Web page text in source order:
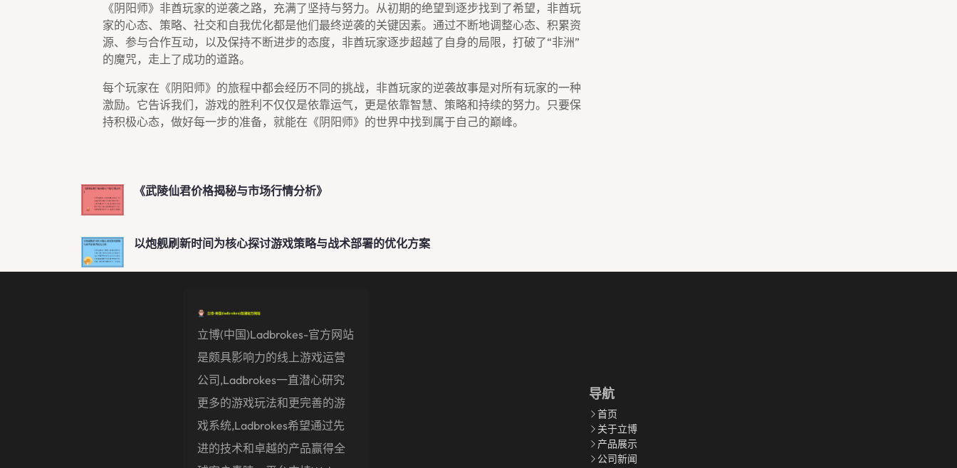
《阴阳师》非酋玩家的逆袭之路，充满了坚持与努力。从初期的绝望到逐步找到了希望，非酋玩
家的心态、策略、社交和自我优化都是他们最终逆袭的关键因素。通过不断地调整心态、积累资
源、参与合作互动，以及保持不断进步的态度，非酋玩家逐步超越了自身的局限，打破了“非洲”
的魔咒，走上了成功的道路。
每个玩家在《阴阳师》的旅程中都会经历不同的挑战，非酋玩家的逆袭故事是对所有玩家的一种
激励。它告诉我们，游戏的胜利不仅仅是依靠运气，更是依靠智慧、策略和持续的努力。只要保
持积极心态，做好每一步的准备，就能在《阴阳师》的世界中找到属于自己的巅峰。
《武陵仙君价格揭秘与市场行情分析》
以炮舰刷新时间为核心探讨游戏策略与战术部署的优化方案
立博(中国)ladbrokes-官方网站
是颇具影响力的线上游戏运营
公司,ladbrokes一直潜心研究
更多的游戏玩法和更完善的游
戏系统,ladbrokes希望通过先
进的技术和卓越的产品赢得全
导航
首页
关于立博
产品展示
公司新闻